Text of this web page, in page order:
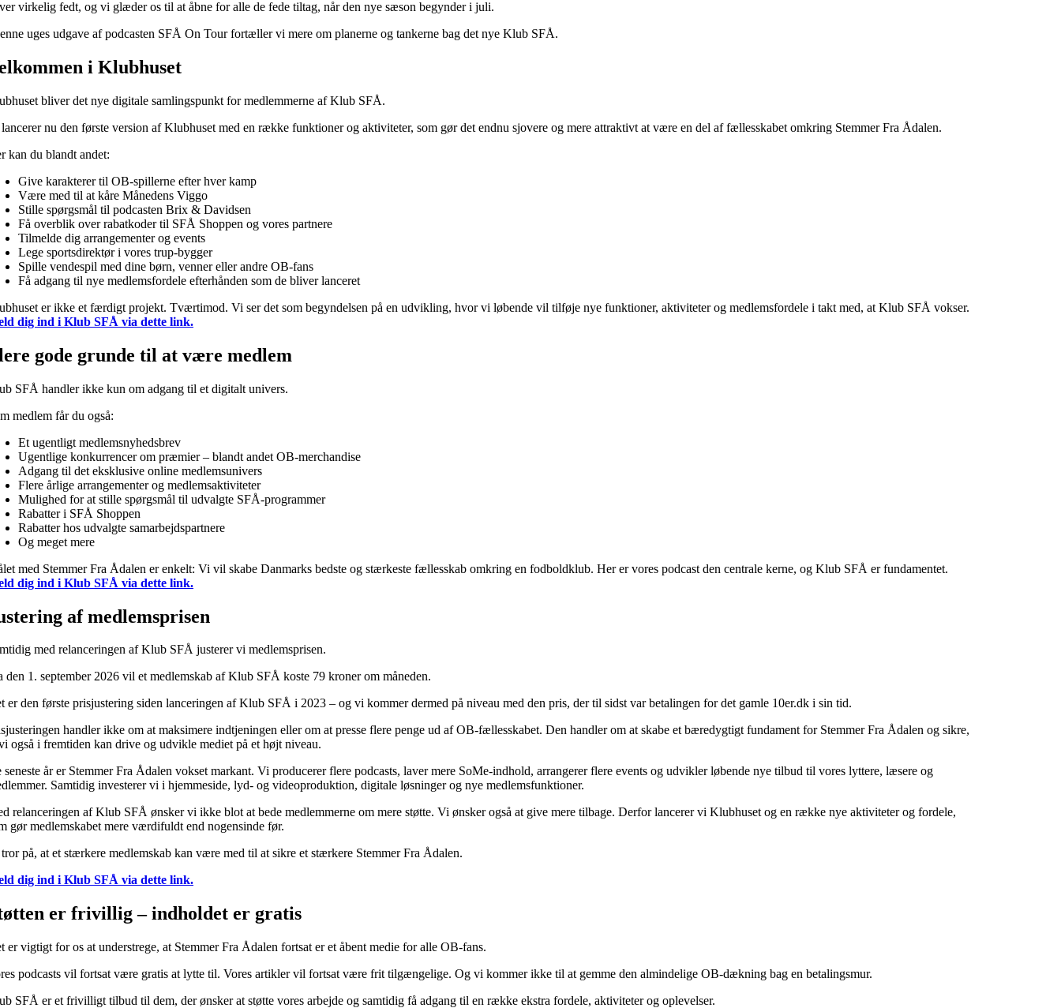
virkelig fedt, og vi glæder os til at åbne for alle de fede tiltag, når den nye sæson begynder i juli.
uges udgave af podcasten SFÅ On Tour fortæller vi mere om planerne og tankerne bag det nye Klub SFÅ.
i Klubhuset
bliver det nye digitale samlingspunkt for medlemmerne af Klub SFÅ.
nu den første version af Klubhuset med en række funktioner og aktiviteter, som gør det endnu sjovere og mere attraktivt at være en del af fællesskabet omkring Stemmer Fra Ådalen.
kan du blandt andet:
Give karakterer til OB-spillerne efter hver kamp
Være med til at kåre Månedens Viggo
Stille spørgsmål til podcasten Brix & Davidsen
Få overblik over rabatkoder til SFÅ Shoppen og vores partnere
Tilmelde dig arrangementer og events
Lege sportsdirektør i vores trup-bygger
Spille vendespil med dine børn, venner eller andre OB-fans
Få adgang til nye medlemsfordele efterhånden som de bliver lanceret
er ikke et færdigt projekt. Tværtimod. Vi ser det som begyndelsen på en udvikling, hvor vi løbende vil tilføje nye funktioner, aktiviteter og medlemsfordele i takt med, at Klub SFÅ vokser.
dig ind i Klub SFÅ via dette link.
gode grunde til at være medlem
SFÅ handler ikke kun om adgang til et digitalt univers.
medlem får du også:
Et ugentligt medlemsnyhedsbrev
Ugentlige konkurrencer om præmier – blandt andet OB-merchandise
Adgang til det eksklusive online medlemsunivers
Flere årlige arrangementer og medlemsaktiviteter
Mulighed for at stille spørgsmål til udvalgte SFÅ-programmer
Rabatter i SFÅ Shoppen
Rabatter hos udvalgte samarbejdspartnere
Og meget mere
med Stemmer Fra Ådalen er enkelt: Vi vil skabe Danmarks bedste og stærkeste fællesskab omkring en fodboldklub. Her er vores podcast den centrale kerne, og Klub SFÅ er fundamentet.
dig ind i Klub SFÅ via dette link.
af medlemsprisen
med relanceringen af Klub SFÅ justerer vi medlemsprisen.
den 1. september 2026 vil et medlemskab af Klub SFÅ koste 79 kroner om måneden.
er den første prisjustering siden lanceringen af Klub SFÅ i 2023 – og vi kommer dermed på niveau med den pris, der til sidst var betalingen for det gamle 10er.dk i sin tid.
handler ikke om at maksimere indtjeningen eller om at presse flere penge ud af OB-fællesskabet. Den handler om at skabe et bæredygtigt fundament for Stemmer Fra Ådalen og sikre,
også i fremtiden kan drive og udvikle mediet på et højt niveau.
seneste år er Stemmer Fra Ådalen vokset markant. Vi producerer flere podcasts, laver mere SoMe-indhold, arrangerer flere events og udvikler løbende nye tilbud til vores lyttere, læsere og
Samtidig investerer vi i hjemmeside, lyd- og videoproduktion, digitale løsninger og nye medlemsfunktioner.
relanceringen af Klub SFÅ ønsker vi ikke blot at bede medlemmerne om mere støtte. Vi ønsker også at give mere tilbage. Derfor lancerer vi Klubhuset og en række nye aktiviteter og fordele,
gør medlemskabet mere værdifuldt end nogensinde før.
på, at et stærkere medlemskab kan være med til at sikre et stærkere Stemmer Fra Ådalen.
dig ind i Klub SFÅ via dette link.
er frivillig – indholdet er gratis
er vigtigt for os at understrege, at Stemmer Fra Ådalen fortsat er et åbent medie for alle OB-fans.
podcasts vil fortsat være gratis at lytte til. Vores artikler vil fortsat være frit tilgængelige. Og vi kommer ikke til at gemme den almindelige OB-dækning bag en betalingsmur.
SFÅ er et frivilligt tilbud til dem, der ønsker at støtte vores arbejde og samtidig få adgang til en række ekstra fordele, aktiviteter og oplevelser.